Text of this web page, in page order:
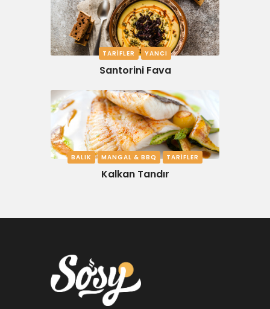
TARIFLER YANCI
Santorini Fava
BALIK MANGAL & BBQ TARIFLER
Kalkan Tandır